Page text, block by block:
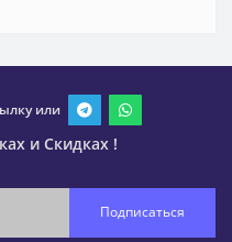
или
и Скидках !
Подписаться